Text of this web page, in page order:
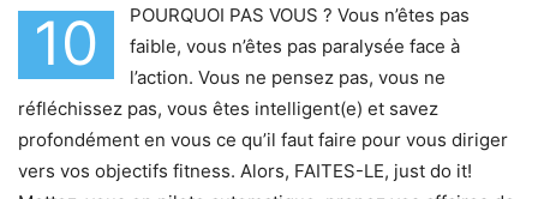
10
POURQUOI PAS VOUS ? Vous n’êtes pas
faible, vous n’êtes pas paralysée face à
l’action. Vous ne pensez pas, vous ne
réfléchissez pas, vous êtes intelligent(e) et savez
profondément en vous ce qu’il faut faire pour vous diriger
vers vos objectifs fitness. Alors, FAITES-LE, just do it!